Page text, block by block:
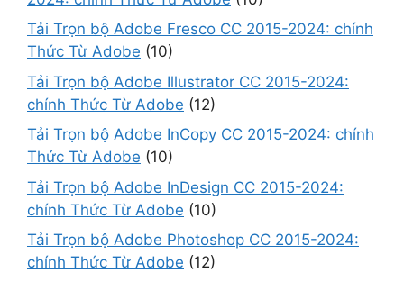
Tải Trọn bộ Adobe Fresco CC 2015-2024: chính
Thức Từ Adobe (10)
Tải Trọn bộ Adobe Illustrator CC 2015-2024:
chính Thức Từ Adobe (12)
Tải Trọn bộ Adobe InCopy CC 2015-2024: chính
Thức Từ Adobe (10)
Tải Trọn bộ Adobe InDesign CC 2015-2024:
chính Thức Từ Adobe (10)
Tải Trọn bộ Adobe Photoshop CC 2015-2024:
chính Thức Từ Adobe (12)